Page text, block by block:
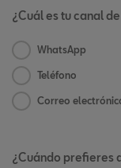
¿Cuál es tu canal
WhatsApp
Teléfono
Correo
¿Cuándo prefieres